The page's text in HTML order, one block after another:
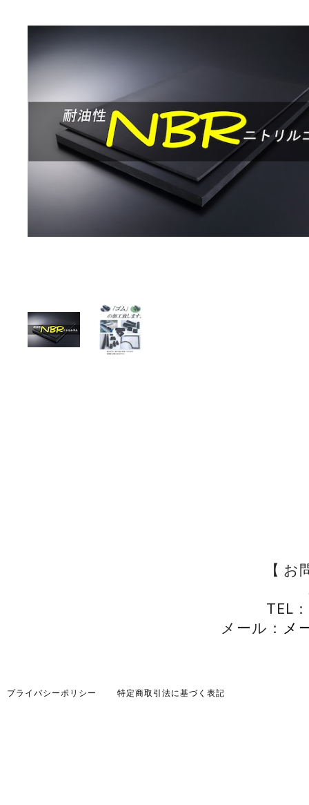
【
TEL
メール： メ
プライバシーポリシー 特定商取引法に基づく表記